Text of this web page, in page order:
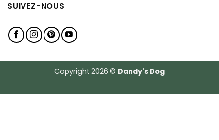
SUIVEZ-NOUS
Copyright 2026 © Dandy's Dog